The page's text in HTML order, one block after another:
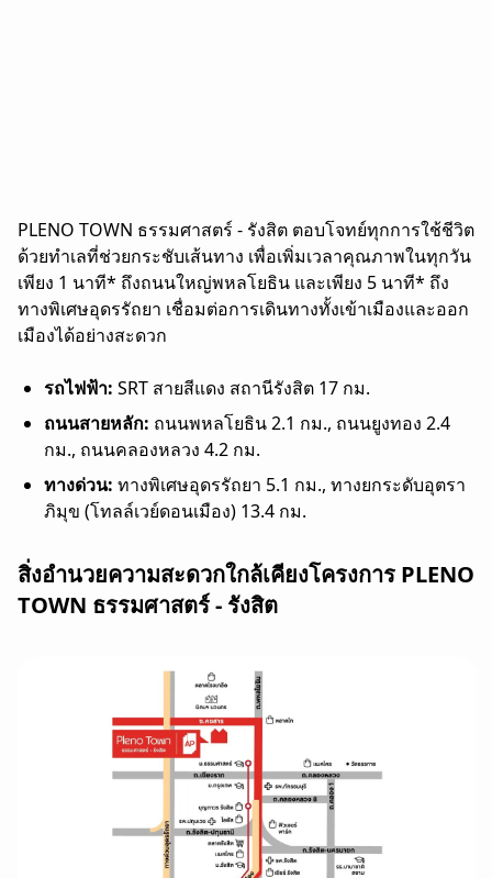
PLENO TOWN ธรรมศาสตร์ - รังสิต ตอบโจทย์ทุกการใช้ชีวิต
ด้วยทำเลที่ช่วยกระชับเส้นทาง เพื่อเพิ่มเวลาคุณภาพในทุกวัน
เพียง 1 นาที* ถึงถนนใหญ่พหลโยธิน และเพียง 5 นาที* ถึง
ทางพิเศษอุดรรัถยา เชื่อมต่อการเดินทางทั้งเข้าเมืองและออก
เมืองได้อย่างสะดวก
รถไฟฟ้า: SRT สายสีแดง สถานีรังสิต 17 กม.
ถนนสายหลัก: ถนนพหลโยธิน 2.1 กม., ถนนยูงทอง 2.4
กม., ถนนคลองหลวง 4.2 กม.
ทางด่วน: ทางพิเศษอุดรรัถยา 5.1 กม., ทางยกระดับอุตรา
ภิมุข (โทลล์เวย์ดอนเมือง) 13.4 กม.
สิ่งอำนวยความสะดวกใกล้เคียงโครงการ PLENO
TOWN ธรรมศาสตร์ - รังสิต